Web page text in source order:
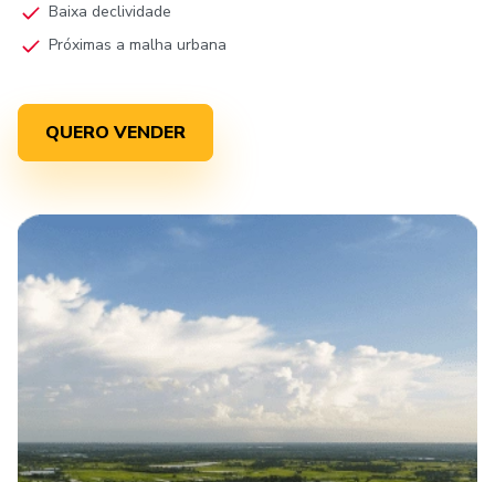
Baixa declividade
Próximas a malha urbana
QUERO VENDER